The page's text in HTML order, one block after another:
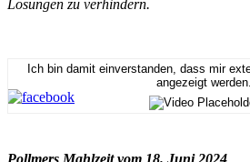
Lösungen zu verhindern.
Ich bin damit einverstanden, dass mir
angezeigt werden.
Pollmers Mahlzeit vom 18. Juni 2024